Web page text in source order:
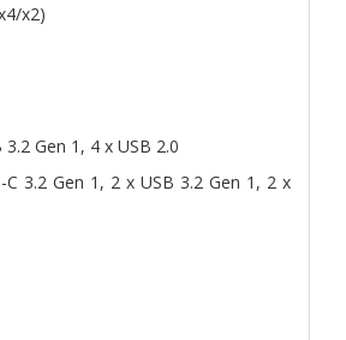
x2)
Gen 1, 4 x USB 2.0
C 3.2 Gen 1, 2 x USB 3.2 Gen 1, 2 x